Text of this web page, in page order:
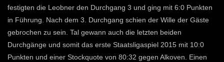
festigten die Leobner den Durchgang 3 und ging mit 6:0 Punkten
in Führung. Nach dem 3. Durchgang schien der Wille der Gäste
gebrochen zu sein. Tal gewann auch die letzten beiden
Durchgänge und somit das erste Staatsligaspiel 2015 mit 10:0
Punkten und einer Stockquote von 80:32 gegen Alkoven. Einen